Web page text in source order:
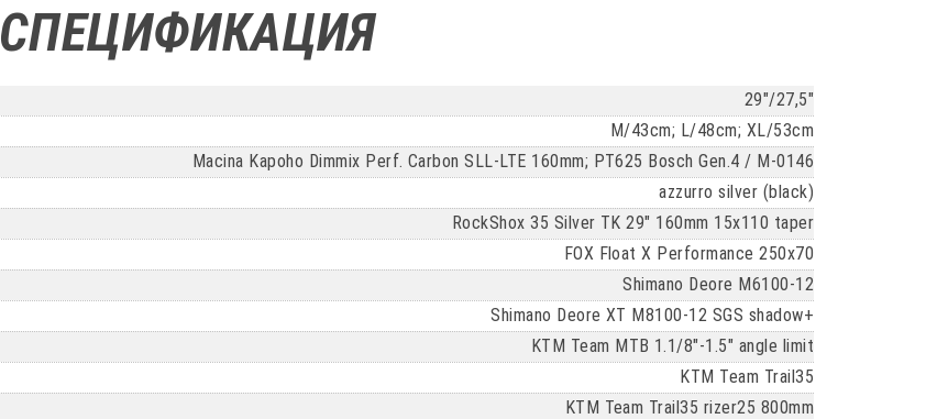
СПЕЦИФИКАЦИЯ
29"/27,5"
M/43cm; L/48cm; XL/53cm
Macina Kapoho Dimmix Perf. Carbon SLL-LTE 160mm; PT625 Bosch Gen.4 / M-0146
azzurro silver (black)
RockShox 35 Silver TK 29" 160mm 15x110 taper
FOX Float X Performance 250x70
Shimano Deore M6100-12
Shimano Deore XT M8100-12 SGS shadow+
KTM Team MTB 1.1/8"-1.5" angle limit
KTM Team Trail35
KTM Team Trail35 rizer25 800mm